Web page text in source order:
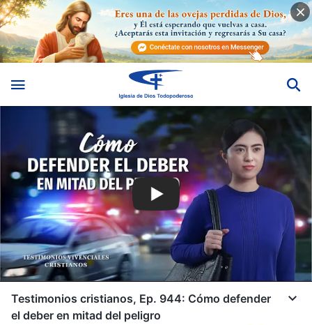
Testimonios cristianos, Ep. 944: Cómo defender
el deber en mitad del peligro